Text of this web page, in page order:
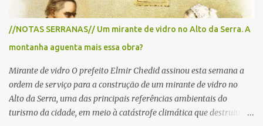
A largada será na Rua Coronel Pedro Penteado, em Serra Negra,
para cerca de 2.000 ciclistas, às 6h30. De acordo com o
cronograma da organização e de todas as prefeituras envolvidas,
as interdições ocorrerão de forma programada e os trechos serão
//NOTAS SERRANAS// Um mirante de vidro no Alto da Serra. A
montanha aguenta mais essa obra?
Mirante de vidro O prefeito Elmir Chedid assinou esta semana a
ordem de serviço para a construção de um mirante de vidro no
Alto da Serra, uma das principais referências ambientais do
turismo da cidade, em meio à catástrofe climática que destruiu o